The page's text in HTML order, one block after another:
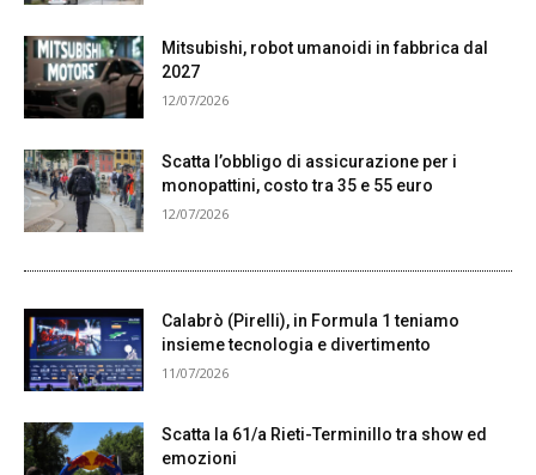
Mitsubishi, robot umanoidi in fabbrica dal
2027
12/07/2026
Scatta l’obbligo di assicurazione per i
monopattini, costo tra 35 e 55 euro
12/07/2026
Calabrò (Pirelli), in Formula 1 teniamo
insieme tecnologia e divertimento
11/07/2026
Scatta la 61/a Rieti-Terminillo tra show ed
emozioni